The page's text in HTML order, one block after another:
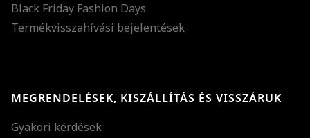
Black Friday Fashion Days
Termékvisszahívási bejelentések
MEGRENDELÉSEK, KISZÁLLÍTÁS ÉS VISSZÁRUK
Gyakori kérdések